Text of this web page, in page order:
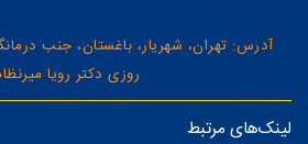
آدرس: تهران، شهریار، باغستان، جنب
روزی دکتر رویا
لینک‌های مرتبط